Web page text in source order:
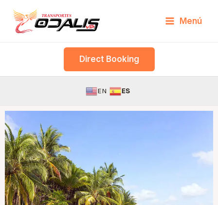
Skip
Menú
Direct Booking
EN ES